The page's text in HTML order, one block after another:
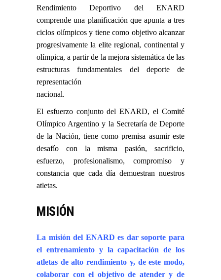
Rendimiento Deportivo del ENARD
comprende una planificación que apunta a tres
ciclos olímpicos y tiene como objetivo alcanzar
progresivamente la elite regional, continental y
olímpica, a partir de la mejora sistemática de las
estructuras fundamentales del deporte de
representación
nacional.
El esfuerzo conjunto del ENARD, el Comité
Olímpico Argentino y la Secretaría de Deporte
de la Nación, tiene como premisa asumir este
desafío con la misma pasión, sacrificio,
esfuerzo, profesionalismo, compromiso y
constancia que cada día demuestran nuestros
atletas.
MISIÓN
La misión del ENARD es dar soporte para
el entrenamiento y la capacitación de los
atletas de alto rendimiento y, de este modo,
colaborar con el objetivo de atender y de